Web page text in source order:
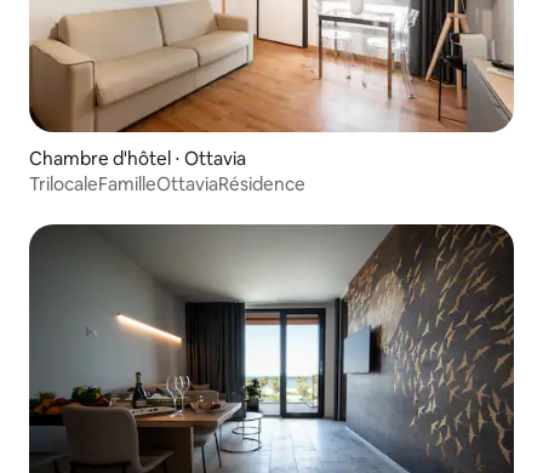
Chambre d'hôtel ⋅ Ottavia
TrilocaleFamilleOttaviaRésidence